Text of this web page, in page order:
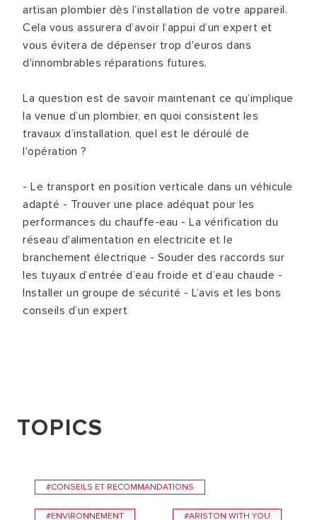
artisan plombier dès l’installation de votre appareil.
Cela vous assurera d’avoir l’appui d’un expert et
vous évitera de dépenser trop d'euros dans
d'innombrables réparations futures.
La question est de savoir maintenant ce qu’implique
la venue d’un plombier, en quoi consistent les
travaux d’installation, quel est le déroulé de
l'opération ?
- Le transport en position verticale dans un véhicule
adapté - Trouver une place adéquat pour les
performances du chauffe-eau - La vérification du
réseau d'alimentation en electricite et le
branchement électrique - Souder des raccords sur
les tuyaux d’entrée d’eau froide et d’eau chaude -
Installer un groupe de sécurité - L’avis et les bons
conseils d’un expert
TOPICS
#CONSEILS ET RECOMMANDATIONS
#ENVIRONNEMENT #ARISTON WITH YOU